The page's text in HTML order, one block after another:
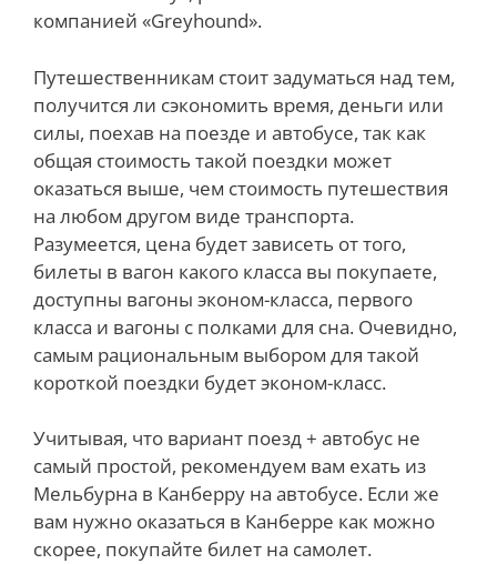
компанией «Greyhound».
Путешественникам стоит задуматься над тем,
получится ли сэкономить время, деньги или
силы, поехав на поезде и автобусе, так как
общая стоимость такой поездки может
оказаться выше, чем стоимость путешествия
на любом другом виде транспорта.
Разумеется, цена будет зависеть от того,
билеты в вагон какого класса вы покупаете,
доступны вагоны эконом-класса, первого
класса и вагоны с полками для сна. Очевидно,
самым рациональным выбором для такой
короткой поездки будет эконом-класс.
Учитывая, что вариант поезд + автобус не
самый простой, рекомендуем вам ехать из
Мельбурна в Канберру на автобусе. Если же
вам нужно оказаться в Канберре как можно
скорее, покупайте билет на самолет.